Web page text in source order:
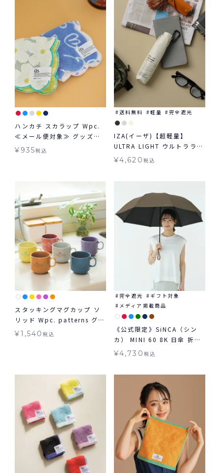
ハンカチ スカラップ Wpc.
≪メール便対象≫ グッズ
ギフト対象 Wpc.
¥ 935税込
送料無料 軽量 完全遮光
IZA(イーザ)【超軽量】
ULTRA LIGHT ウルトラライ
ト 軽量 日傘 折りたたみ ギ
¥4,620 税込
スタッキングマグカップ ソ
リッド Wpc. patterns グッ
ズ ギフト対象
¥1,540税込
完全遮光
ギフト対象
メディア掲載商品
《公式限定》SiNCA（シン
カ） MINI 60 8K 日傘 折り
たたみ 晴雨兼用 ギフト対象
¥4,730 税込